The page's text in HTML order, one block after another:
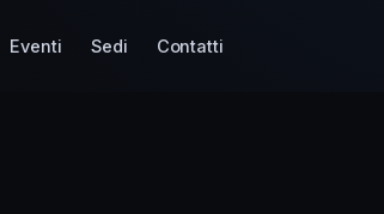
Eventi Sedi Contatti